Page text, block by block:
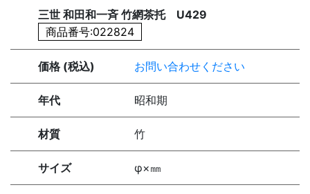
三世 和田和一斉 竹網茶托 U429
商品番号:022824
価格 (税込) お問い合わせください
年代 昭和期
材質 竹
サイズ φ×㎜